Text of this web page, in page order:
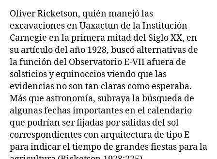
Oliver Ricketson, quién manejó las
excavaciones en Uaxactun de la Institución
Carnegie en la primera mitad del Siglo XX, en
su artículo del año 1928, buscó alternativas de
la función del Observatorio E-VII afuera de
solsticios y equinoccios viendo que las
evidencias no son tan claras como esperaba.
Más que astronomía, subraya la búsqueda de
algunas fechas importantes en el calendario
que podrían ser fijadas por salidas del sol
correspondientes con arquitectura de tipo E
para indicar el tiempo de grandes fiestas para la